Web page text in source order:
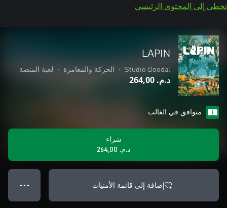
تخطي إلى المحتوى الرئيسي
LAPIN
Studio Doodal
• الحركة والمغامرة • لعبة المنصة
د.م.‏ 264,00
متوافق في الغالب
شراء
د.م.‏ 264,00
إضافة إلى قائمة الأمنيات ● ● ●